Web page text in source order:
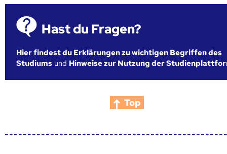
Hast du Fragen?
Hier findest du Erklärungen zu wichtigen Begriffen des
Studiums und Hinweise zur Nutzung der
Top